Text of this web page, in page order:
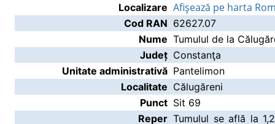
Localizare Afişează pe harta
Cod RAN 62627.07
Nume Tumulul de la
Județ Constanţa
Unitate administrativă Pantelimon
Localitate Călugăreni
Punct Sit 69
Reper Tumulul se află la